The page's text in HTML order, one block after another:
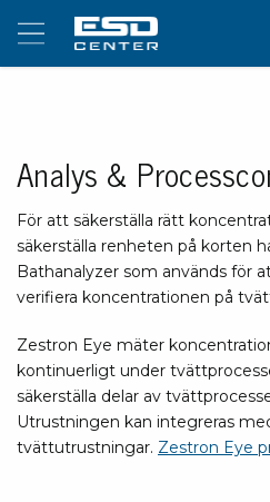
Analys &
För att säkerställa rätt
säkerställa renheten på korten
Bathanalyzer som används för
verifiera koncentrationen på
Zestron Eye mäter
kontinuerligt under
säkerställa delar av
Utrustningen kan integreras
tvättutrustningar. Zestron Eye